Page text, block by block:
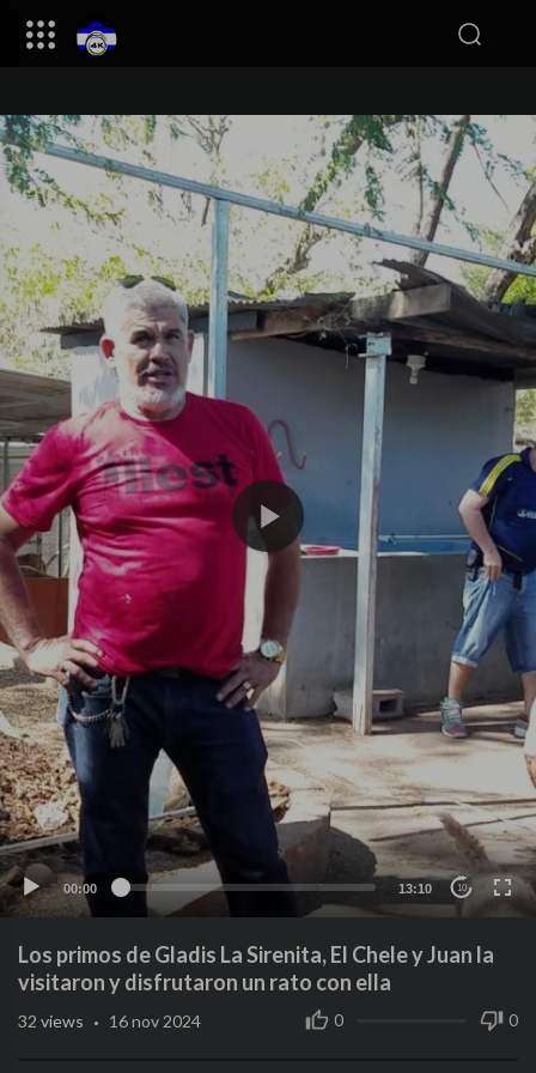
00:00 13:10 10
Los primos de Gladis La Sirenita, El Chele y Juan la
visitaron y disfrutaron un rato con ella
0 0
32 views · 16 nov 2024